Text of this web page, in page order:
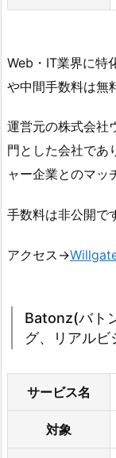
Web・IT業界に特
や中間手数料は無
運営元の株式会社
門とした会社であ
ャー企業とのマッ
手数料は非公開で
アクセス→
Batonz(バト
グ、リアルビ
サービス名
対象